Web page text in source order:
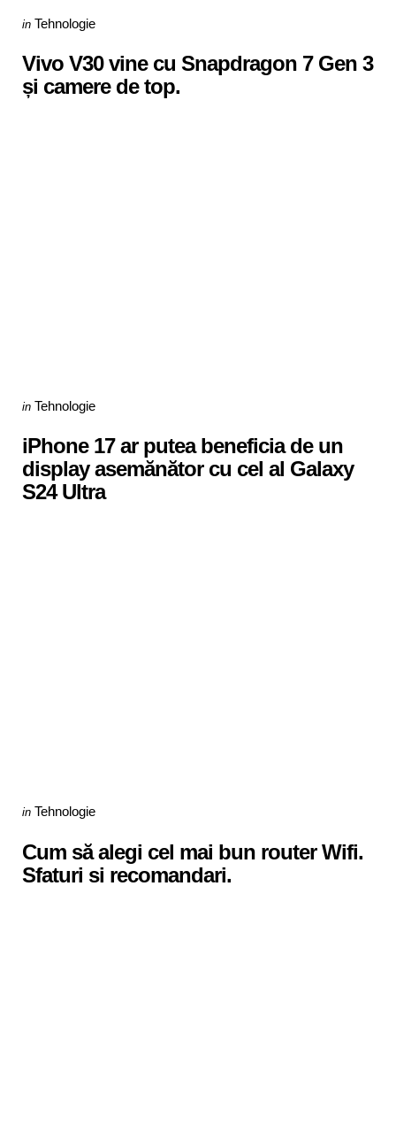
Categories
Posted
in Tehnologie
Vivo V30 vine cu Snapdragon 7 Gen 3
și camere de top.
Categories
Posted
in Tehnologie
iPhone 17 ar putea beneficia de un
display asemănător cu cel al Galaxy
S24 Ultra
Categories
Posted
in Tehnologie
Cum să alegi cel mai bun router Wifi.
Sfaturi si recomandari.